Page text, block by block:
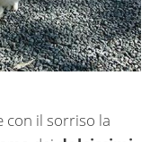
con il sorriso la